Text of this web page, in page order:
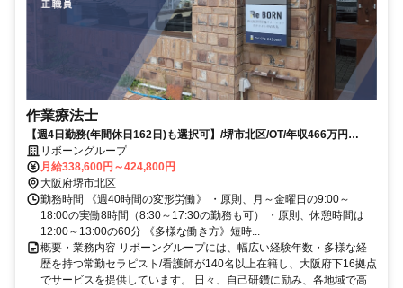
作業療法士
【週4日勤務(年間休日162日)も選択可】/堺市北区/OT/年収466万円
～/2026年7月以降入社
リボーングループ
月給338,600円～424,800円
大阪府堺市北区
勤務時間 《週40時間の変形労働》 ・原則、月～金曜日の9:00～
18:00の実働8時間（8:30～17:30の勤務も可） ・原則、休憩時間は
12:00～13:00の60分 《多様な働き方》短時...
概要・業務内容 リボーングループには、幅広い経験年数・多様な経
歴を持つ常勤セラピスト/看護師が140名以上在籍し、大阪府下16拠点
でサービスを提供しています。 日々、自己研鑽に励み、各地域で高